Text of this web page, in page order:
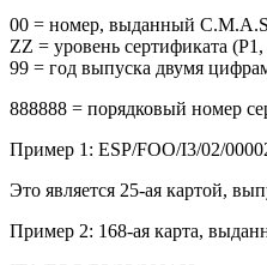
00 = номер, выданный
ZZ = уровень сертификата
99 = год выпуска двумя
888888 = порядковый номер
Пример 1: ESP/FOO/I3/02/
Это является 25-ая картой,
Пример 2: 168-ая карта,